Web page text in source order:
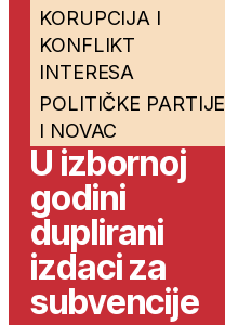
KORUPCIJA I
KONFLIKT
INTERESA
POLITIČKE PARTIJE
I NOVAC
U izbornoj
godini
duplirani
izdaci za
subvencije